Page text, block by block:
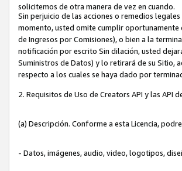
solicitemos de otra manera de vez en cuando.
Sin perjuicio de las acciones o remedios
momento, usted omite cumplir oportunamente
de Ingresos por Comisiones), o bien a la
notificación por escrito Sin dilación, usted
Suministros de Datos) y lo retirará de su Sitio,
respecto a los cuales se haya dado por
2. Requisitos de Uso de Creators API y las API
(a) Descripción. Conforme a esta Licencia,
- Datos, imágenes, audio, video, logotipos,